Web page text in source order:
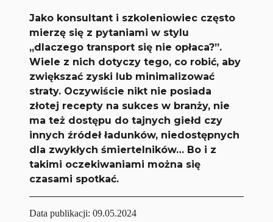
Jako konsultant i szkoleniowiec często
mierzę się z pytaniami w stylu
„dlaczego transport się nie opłaca?”.
Wiele z nich dotyczy tego, co robić, aby
zwiększać zyski lub minimalizować
straty. Oczywiście nikt nie posiada
złotej recepty na sukces w branży, nie
ma też dostępu do tajnych giełd czy
innych źródeł ładunków, niedostępnych
dla zwykłych śmiertelników… Bo i z
takimi oczekiwaniami można się
czasami spotkać.
Data publikacji:09.05.2024